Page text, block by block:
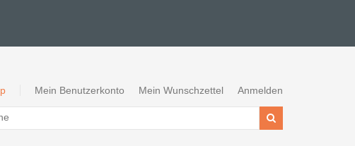
Mein Benutzerkonto Mein Wunschzettel Anmelden